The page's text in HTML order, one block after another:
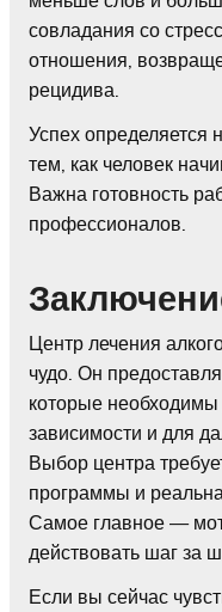
совладания со
отношения,
рецидива.
Успех определяется
тем, как человек
Важна готовность
профессионалов.
Центр лечения
чудо. Он
которые
зависимости и для
Выбор центра
программы и
Самое главное —
действовать шаг за
Если вы сейчас